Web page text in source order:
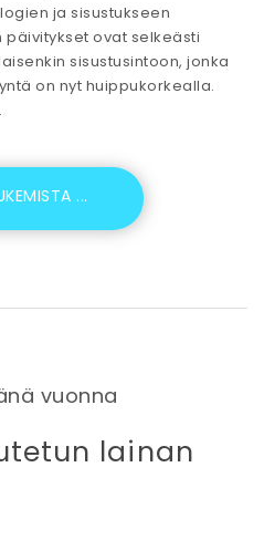
ja sisustukseen
ovat selkeästi
sisustusintoon, jonka
on nyt huippukorkealla.
vuonna
lainan